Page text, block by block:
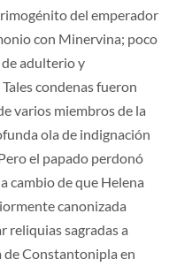
del emperador
con Minervina; poco
de adulterio y
condenas fueron
varios miembros de la
ola de indignación
el papado perdonó
cambio de que Helena
canonizada
reliquias sagradas a
de Constantonipla en